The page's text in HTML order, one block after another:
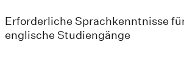
Erforderliche Sprachkenntnisse
englische Studiengänge